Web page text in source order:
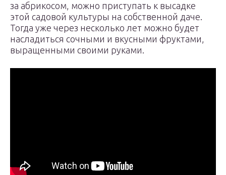
за абрикосом, можно приступать к высадке
этой садовой культуры на собственной даче.
Тогда уже через несколько лет можно будет
насладиться сочными и вкусными фруктами,
выращенными своими руками.